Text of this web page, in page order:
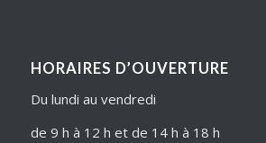
HORAIRES D’OUVERTURE
Du lundi au vendredi
de 9 h à 12 h et de 14 h à 18 h